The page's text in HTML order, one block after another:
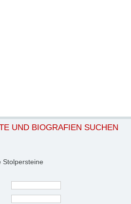
UND BIOGRAFIEN SUCHEN
Stolpersteine